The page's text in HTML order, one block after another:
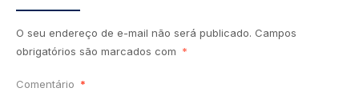
O seu endereço de e-mail não será publicado. Campos
obrigatórios são marcados com *
Comentário *